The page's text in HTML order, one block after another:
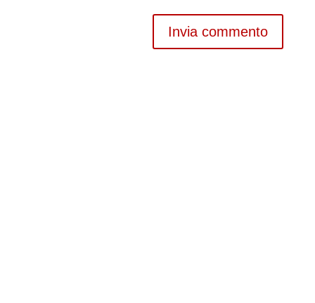
Invia commento